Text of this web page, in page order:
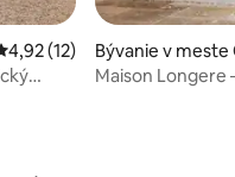
ohodnotenie 4,92
4,92 (12)
Bývanie v
Maison Longere